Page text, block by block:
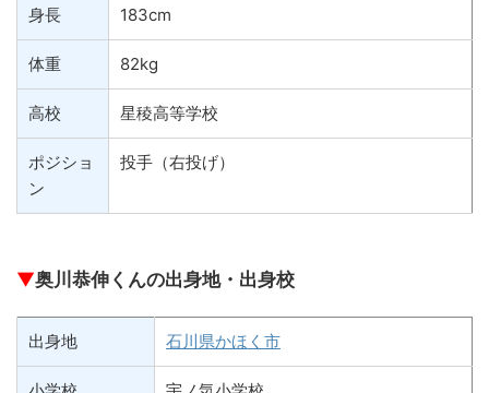
身長 183cm
体重 82kg
高校 星稜高等学校
ポジショ
ン
投手（右投げ）
▼奥川恭伸くんの出身地・出身校
出身地 石川県かほく市